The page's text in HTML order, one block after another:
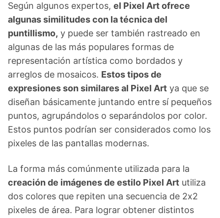
Según algunos expertos, el Pixel Art ofrece
algunas similitudes con la técnica del
puntillismo, y puede ser también rastreado en
algunas de las más populares formas de
representación artística como bordados y
arreglos de mosaicos. Estos tipos de
expresiones son similares al Pixel Art ya que se
diseñan básicamente juntando entre sí pequeños
puntos, agrupándolos o separándolos por color.
Estos puntos podrían ser considerados como los
pixeles de las pantallas modernas.
La forma más comúnmente utilizada para la
creación de imágenes de estilo Pixel Art utiliza
dos colores que repiten una secuencia de 2x2
pixeles de área. Para lograr obtener distintos